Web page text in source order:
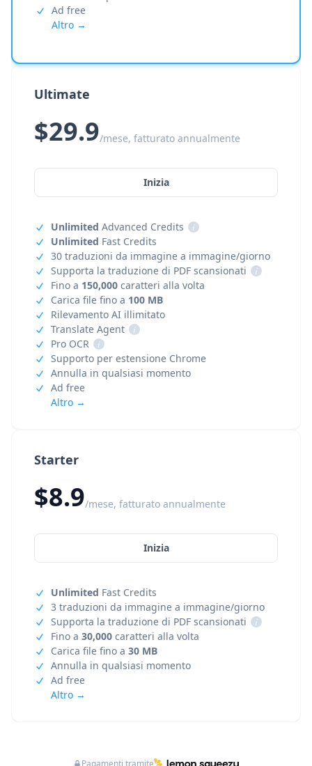
Starter
$8.9/mese, fatturato annualmente
Inizia
Unlimited Fast Credits
3 traduzioni da immagine a immagine/giorno
Supporta la traduzione di PDF scansionati
i
Fino a 30,000 caratteri alla volta
Carica file fino a 30 MB
Annulla in qualsiasi momento
Ad free
Altro →
Ad free
Altro →
Ultimate
$29.9/mese, fatturato annualmente
Inizia
Unlimited Advanced Credits
i
Unlimited Fast Credits
30 traduzioni da immagine a immagine/giorno
Supporta la traduzione di PDF scansionati
i
Fino a 150,000 caratteri alla volta
Carica file fino a 100 MB
Rilevamento AI illimitato
Translate Agent
i
Pro OCR
i
Supporto per estensione Chrome
Annulla in qualsiasi momento
Ad free
Altro →
Pagamenti tramite